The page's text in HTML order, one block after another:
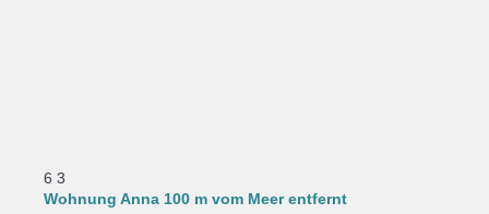
6 3
Wohnung Anna 100 m vom Meer entfernt